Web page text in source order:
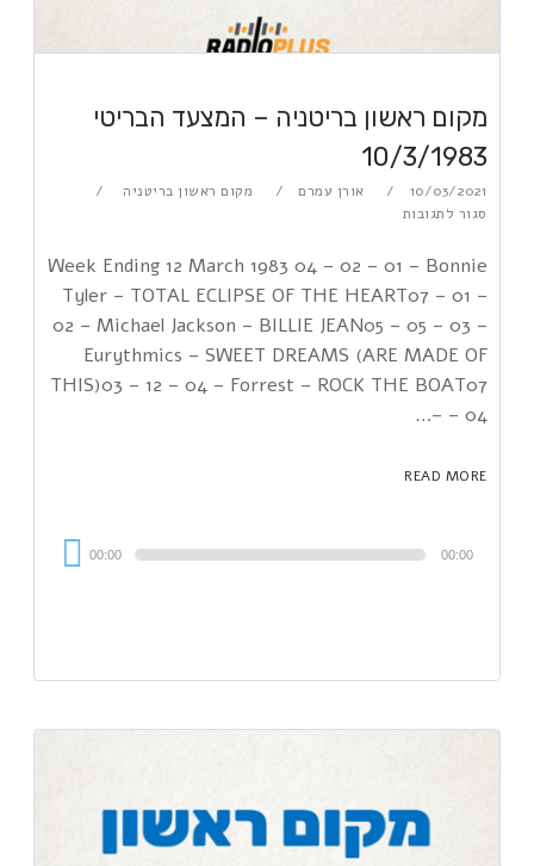
מקום ראשון בריטניה – המצעד הבריטי
10/3/1983
10/03/2021 אורן עמרם
מקום ראשון בריטניה
סגור לתגובות
Week Ending 12 March 1983 04 – 02 – 01 – Bonnie
Tyler – TOTAL ECLIPSE OF THE HEART07 – 01 –
02 – Michael Jackson – BILLIE JEAN05 – 05 – 03 –
Eurythmics – SWEET DREAMS (ARE MADE OF
THIS)03 – 12 – 04 – Forrest – ROCK THE BOAT07
– 04 –…
READ MORE
00:00 00:00